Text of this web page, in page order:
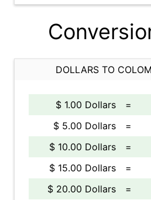
DOLLARS TO
$ 1.00 Dollars =
$ 5.00 Dollars
=
$ 10.00 Dollars
=
$ 15.00 Dollars
=
$ 20.00 Dollars
=